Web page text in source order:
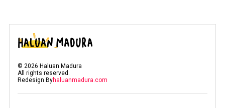
©2026 Haluan Madura
All rights reserved.
Redesign Byhaluanmadura.com